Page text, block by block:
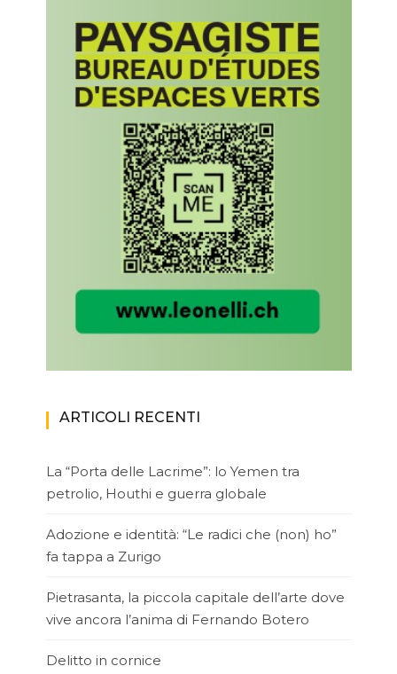
ARTICOLI RECENTI
La “Porta delle Lacrime”: lo Yemen tra
petrolio, Houthi e guerra globale
Adozione e identità: “Le radici che (non) ho”
fa tappa a Zurigo
Pietrasanta, la piccola capitale dell’arte dove
vive ancora l’anima di Fernando Botero
Delitto in cornice